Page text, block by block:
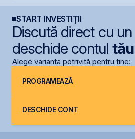
START INVESTIȚII
Discută direct cu
deschide contul tău
Alege varianta potrivită pentru tine:
PROGRAMEAZĂ
DESCHIDE CONT